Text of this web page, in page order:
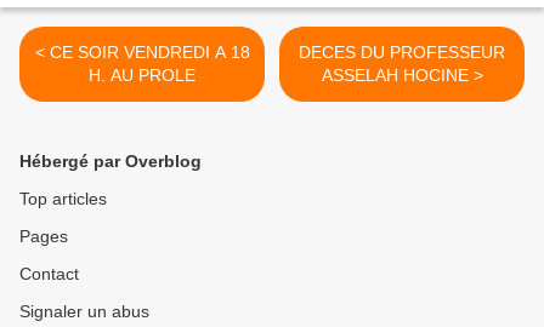
< CE SOIR VENDREDI A 18
H. AU PROLE
DECES DU PROFESSEUR
ASSELAH HOCINE >
Hébergé par Overblog
Top articles
Pages
Contact
Signaler un abus